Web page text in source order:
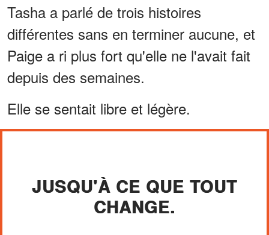
Tasha a parlé de trois histoires
différentes sans en terminer aucune, et
Paige a ri plus fort qu'elle ne l'avait fait
depuis des semaines.
Elle se sentait libre et légère.
JUSQU'À CE QUE TOUT
CHANGE.